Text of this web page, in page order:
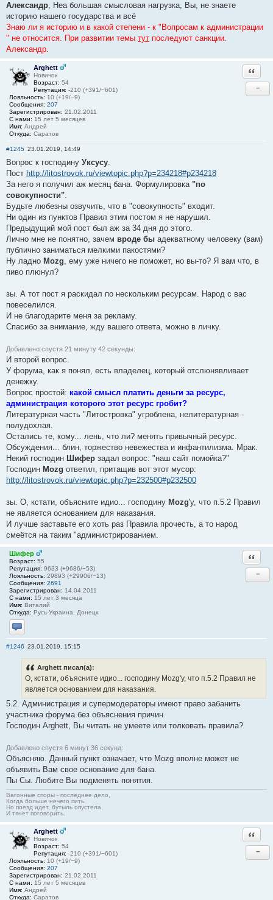
Александр, Неа большая смысловая нагрузка, Вы, не знаете
историю нашего государства и всё
Знаю ли я историю и в какой степени - к "Вопросам к администрации
" не относится. При развитии темы тут последуют санкции.
Александр.
Arghett
Новичок
Возраст: 54
Репутация: -210 (+391/−601)
Лояльность: 10 (+19/−9)
Сообщения: 207
Зарегистрирован: 21.02.2011
С нами: 15 лет 5 месяцев
Имя: Андрей
Откуда: Саратов
−
#1245 23.01.2019, 14:49
Вопрос к господину Уксусу.
Пост http://litostrovok.ru/viewtopic.php?p=234218#p234218
За него я получил аж месяц бана. Формулировка "по
совокупности".
Будьте любезны озвучить, что в "совокупность" входит.
Ни один из пунктов Правил этим постом я не нарушил.
Предыдущий мой пост был аж за 34 дня до этого.
Лично мне не понятно, зачем вроде бы адекватному человеку (вам)
публично заниматься мелкими пакостями?
Ну ладно Mozg, ему уже ничего не поможет, но вы-то? Я вам что, в
пиво плюнул?
зы. А тот пост я раскидал по нескольким ресурсам. Народ с вас
повеселился.
И не благодарите меня за рекламу.
Спасибо за внимание, жду вашего ответа, можно в личку.
Добавлено спустя 21 минуту 42 секунды:
И второй вопрос.
У форума, как я понял, есть владелец, который отслюнявливает
денежку.
Вопрос простой: какой смысл платить деньги за ресурс,
администрация которого этот ресурс гробит?
Литературная часть "Литостровка" угроблена, нелитературная -
полудохлая.
Остались те, кому... лень, что ли? менять привычный ресурс.
Обсуждения... блин, торжество невежества и инфантилизма. Мрак.
Некий господин Шифер задал вопрос: "наш сайт помойка?"
Господин Mozg ответил, притащив вот этот мусор:
http://litostrovok.ru/viewtopic.php?p=232500#p232500
зы. О, кстати, объясните идио... господину Mozg'у, что п.5.2 Правил
не является основанием для наказания.
И лучше заставьте его хоть раз Правила прочесть, а то народ
смеётся на таким "администрированием.
Шифер
Возраст: 55
Репутация: 9633 (+9686/−53)
Лояльность: 29893 (+29906/−13)
Сообщения: 2691
Зарегистрирован: 14.04.2011
С нами: 15 лет 3 месяца
Имя: Виталий
Откуда: Русь-Украина, Донецк
Отправить личное сообщение
−
#1246 23.01.2019, 15:15
Arghett писал(а):
О, кстати, объясните идио... господину Mozg'у, что п.5.2 Правил не
является основанием для наказания.
5.2. Администрация и супермодераторы имеют право забанить
участника форума без объяснения причин.
Господин Arghett, Вы читать не умеете или толковать правила?
Добавлено спустя 6 минут 36 секунд:
Объясняю. Данный пункт означает, что Mozg вполне может не
объявить Вам свое основание для бана.
Пы Сы. Любите Вы подменять понятия.
Вагонные споры - последнее дело,
Когда больше нечего пить,
Но поезд идет, бутыль опустела,
И тянет поговорить.
Arghett
Новичок
Возраст: 54
Репутация: -210 (+391/−601)
Лояльность: 10 (+19/−9)
Сообщения: 207
Зарегистрирован: 21.02.2011
С нами: 15 лет 5 месяцев
Имя: Андрей
Откуда: Саратов
−